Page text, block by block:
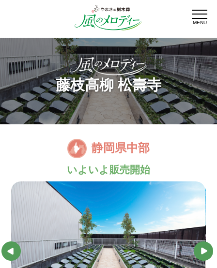
MENU
藤枝高柳 松壽寺
静岡県中部
いよいよ販売開始